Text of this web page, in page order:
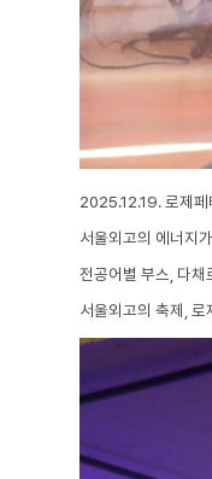
2025.12.19. 로제페
서울외고의 에너지
전공어별 부스, 다
서울외고의 축제,로